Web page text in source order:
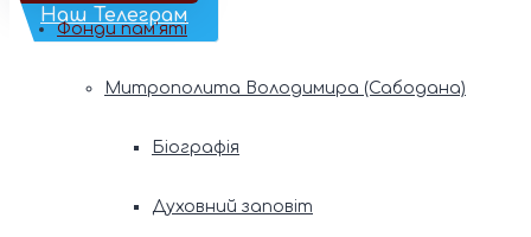
Наш Телеграм
Фонди пам’яті
Митрополита Володимира (Сабодана)
Біографія
Духовний заповіт